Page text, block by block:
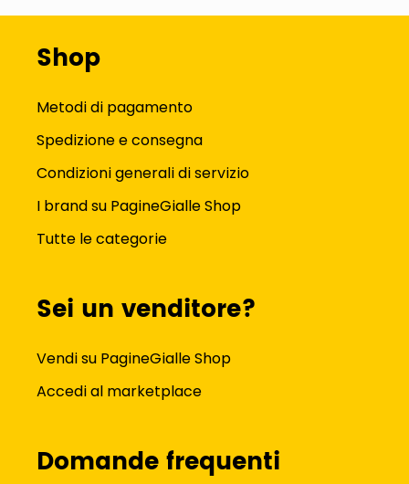
Shop
Metodi di pagamento
Spedizione e consegna
Condizioni generali di servizio
I brand su PagineGialle Shop
Tutte le categorie
Sei un venditore?
Vendi su PagineGialle Shop
Accedi al marketplace
Domande frequenti